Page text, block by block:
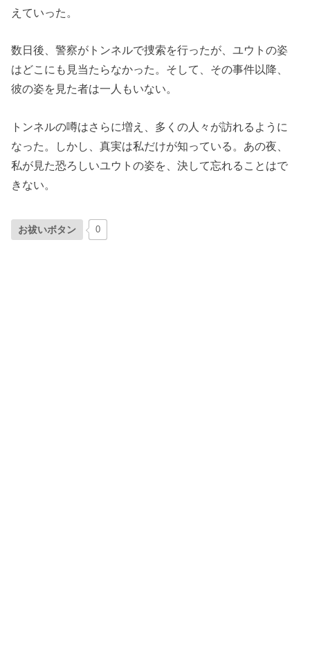
えていった。
数日後、警察がトンネルで捜索を行ったが、ユウトの姿
はどこにも見当たらなかった。そして、その事件以降、
彼の姿を見た者は一人もいない。
トンネルの噂はさらに増え、多くの人々が訪れるように
なった。しかし、真実は私だけが知っている。あの夜、
私が見た恐ろしいユウトの姿を、決して忘れることはで
きない。
お祓いボタン 0